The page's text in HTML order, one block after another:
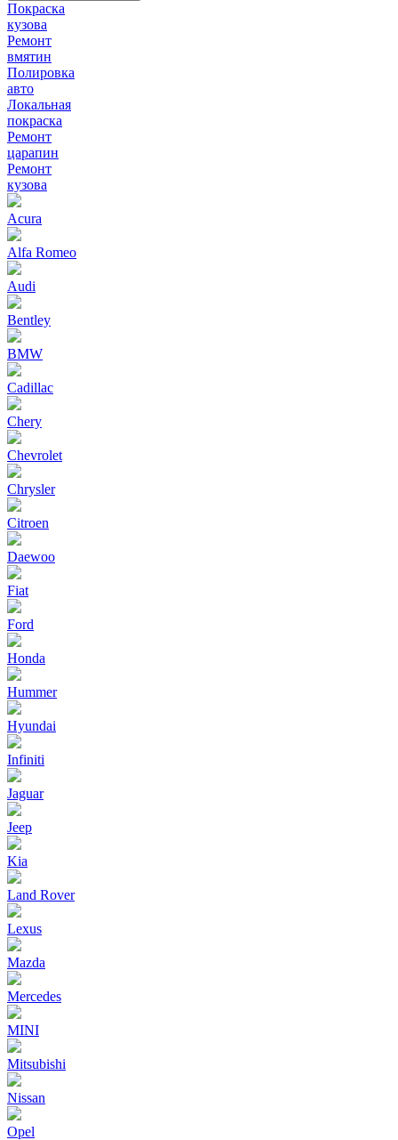
Покраска
кузова
Ремонт
вмятин
Полировка
авто
Локальная
покраска
Ремонт
царапин
Ремонт
кузова
Acura
Alfa Romeo
Audi
Bentley
BMW
Cadillac
Chery
Chevrolet
Chrysler
Citroen
Daewoo
Fiat
Ford
Honda
Hummer
Hyundai
Infiniti
Jaguar
Jeep
Kia
Land Rover
Lexus
Mazda
Mercedes
MINI
Mitsubishi
Nissan
Opel